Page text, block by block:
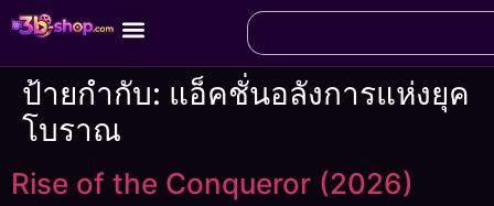
ป้ายกำกับ: แอ็คชั่นอลังการแห่งยุค
โบราณ
Rise of the Conqueror (2026)